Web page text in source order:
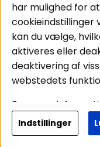
Områder
Bilstereo
Hjemmestereo
S
g på din bil
Copyright
har mulighed for
cookieindstillinger
kan du vælge,
aktiveres eller
deaktivering af
webstedets
For mere
cookies og
venligst vores
Indstillinger